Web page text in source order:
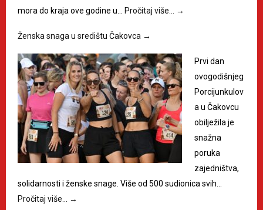
mora do kraja ove godine u…
Pročitaj više… →
Ženska snaga u središtu Čakovca →
Prvi dan
ovogodišnjeg
Porcijunkulov
a u Čakovcu
obilježila je
snažna
poruka
zajedništva,
solidarnosti i ženske snage. Više od 500 sudionica svih…
Pročitaj više…
→